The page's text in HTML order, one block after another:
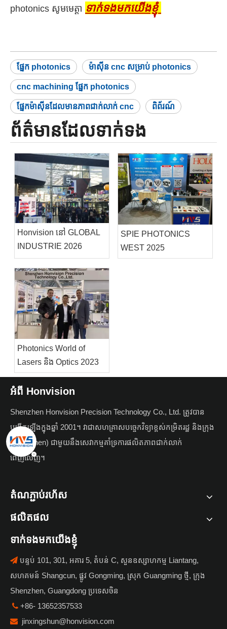
photonics សូមមេត្តា ទាក់ទងមកយើងខ្ញុំ
ផ្នែក photonics ម៉ាស៊ីន cnc សម្រាប់ photonics
cnc machining ផ្នែក photonics
ផ្នែកម៉ាស៊ីនដែលមានភាពជាក់លាក់ cnc ពិព័រណ៍
ព័ត៌មានដែលទាក់ទង
Honvision នៅ GLOBAL
INDUSTRIE 2026
SPIE PHOTONICS
WEST 2025
Photonics World of
Lasers និង Optics 2023
អំពី Honvision
Shenzhen Honvision Precision Technology Co., Ltd. ត្រូវបាន
បង្កើតឡើងក្នុងឆ្នាំ 2001។ វាជាសហគ្រាសបច្ចេកវិទ្យាខ្ពស់កម្រិតរដ្ឋ និងក្រុង
(Shenzhen) ជាមួយនឹងសេវាកម្មគាំទ្រការផលិតភាពជាក់លាក់
ពេញលេញ។
តំណភ្ជាប់រហ័ស
ផលិតផល
ទាក់ទងមកយើងខ្ញុំ
 បន្ទប់ 101, 301, អគារ 5, តំបន់ C, សួនឧស្សាហកម្ម Liantang,
សហគមន៍ Shangcun, ផ្លូវ Gongming, ស្រុក Guangming ថ្មី, ក្រុង
Shenzhen, Guangdong ប្រទេសចិន
 +86- 13652357533
 jinxingshun@honvision.com